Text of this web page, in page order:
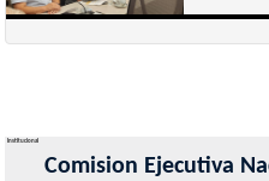
Institucional
Comision Ejecutiva